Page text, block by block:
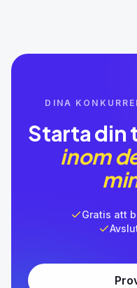
DINA
Starta
inom
Gratis att